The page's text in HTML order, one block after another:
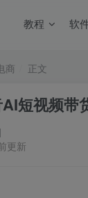
教程 软
商 正文
短视频带
更新